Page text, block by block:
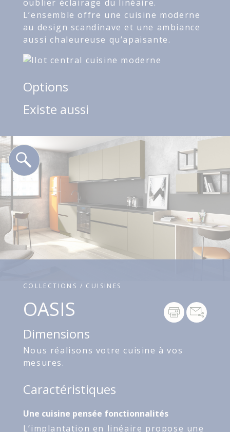
oublier éclairage du linéaire.
L’ensemble offre une cuisine moderne
au design scandinave et une ambiance
aussi chaleureuse qu’apaisante.
Options
Existe aussi
COLLECTIONS / CUISINES
OASIS
Dimensions
Nous réalisons votre cuisine à vos
mesures.
Caractéristiques
Une cuisine pensée fonctionnalités
L’implantation en linéaire propose une